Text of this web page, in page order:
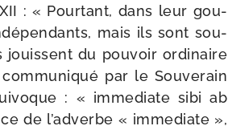
: « Pourtant, dans leur gou­
mais ils sont sou­
jouissent du pou­voir ordi­naire
com­mu­ni­qué par le Souverain
: « imme­diate sibi ab
de l’adverbe « imme­diate »,